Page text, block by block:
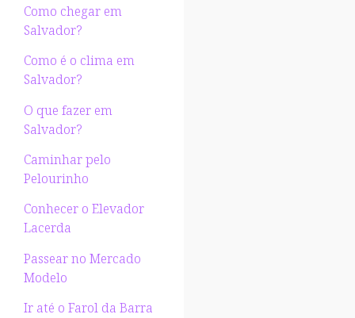
Como chegar em
Salvador?
Como é o clima em
Salvador?
O que fazer em
Salvador?
Caminhar pelo
Pelourinho
Conhecer o Elevador
Lacerda
Passear no Mercado
Modelo
Ir até o Farol da Barra